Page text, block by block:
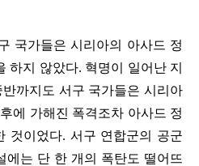
국가들은 시리아의 아사드 정
하지 않았다. 혁명이 일어난 지
반까지도 서구 국가들은 시리아
에 가해진 폭격조차 아사드 정
것이었다. 서구 연합군의 공군
에는 단 한 개의 폭탄도 떨어뜨